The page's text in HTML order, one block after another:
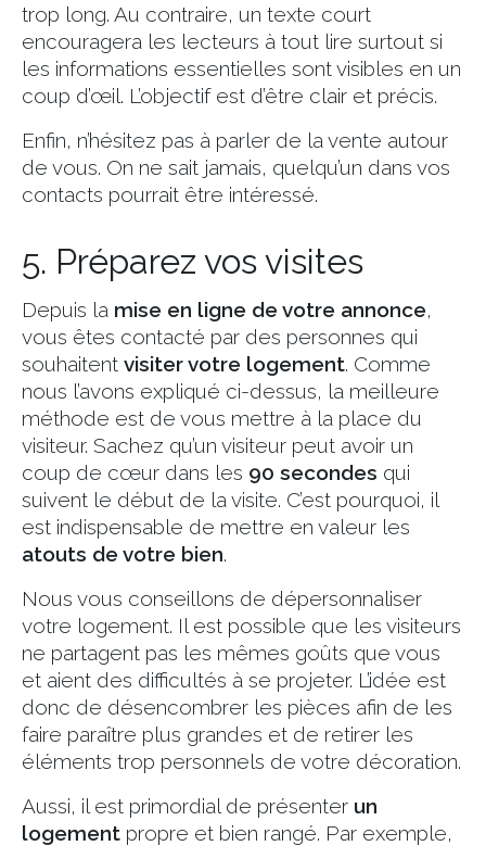
trop long. Au contraire, un texte court
encouragera les lecteurs à tout lire surtout si
les informations essentielles sont visibles en un
coup d’œil. L’objectif est d’être clair et précis.
Enfin, n’hésitez pas à parler de la vente autour
de vous. On ne sait jamais, quelqu’un dans vos
contacts pourrait être intéressé.
5. Préparez vos visites
Depuis la mise en ligne de votre annonce,
vous êtes contacté par des personnes qui
souhaitent visiter votre logement. Comme
nous l’avons expliqué ci-dessus, la meilleure
méthode est de vous mettre à la place du
visiteur. Sachez qu’un visiteur peut avoir un
coup de cœur dans les 90 secondes qui
suivent le début de la visite. C’est pourquoi, il
est indispensable de mettre en valeur les
atouts de votre bien.
Nous vous conseillons de dépersonnaliser
votre logement. Il est possible que les visiteurs
ne partagent pas les mêmes goûts que vous
et aient des difficultés à se projeter. L’idée est
donc de désencombrer les pièces afin de les
faire paraître plus grandes et de retirer les
éléments trop personnels de votre décoration.
Aussi, il est primordial de présenter un
logement propre et bien rangé. Par exemple,